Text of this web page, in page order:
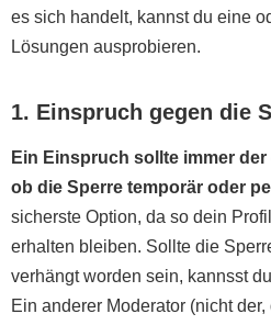
es sich handelt, kannst du eine
Lösungen ausprobieren.
1. Einspruch gegen die
Ein Einspruch sollte immer
ob die Sperre temporär oder
sicherste Option, da so dein
erhalten bleiben. Sollte die
verhängt worden sein, kannsst
Ein anderer Moderator (nicht